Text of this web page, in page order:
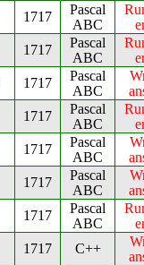
1717
Pascal
ABC
1717
Pascal
ABC
1717
Pascal
ABC
1717
Pascal
ABC
1717
Pascal
ABC
1717
Pascal
ABC
1717
Pascal
ABC
1717 C++